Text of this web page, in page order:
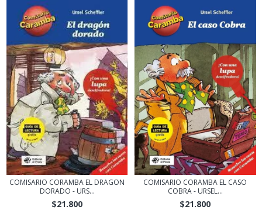
COMISARIO CORAMBA EL DRAGON
DORADO - URS...
$21.800
COMISARIO CORAMBA EL CASO
COBRA - URSEL...
$21.800